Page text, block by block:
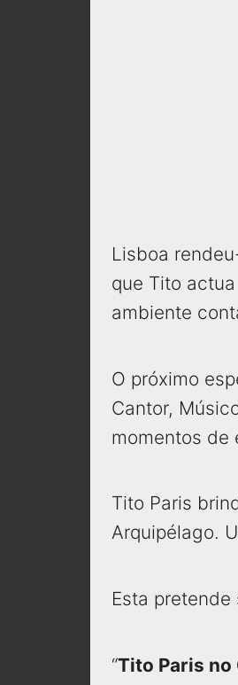
Lisboa
que Tito
ambiente
O próximo
Cantor,
momentos de
Tito Paris
Arquipélago.
Esta
“Tito Paris no